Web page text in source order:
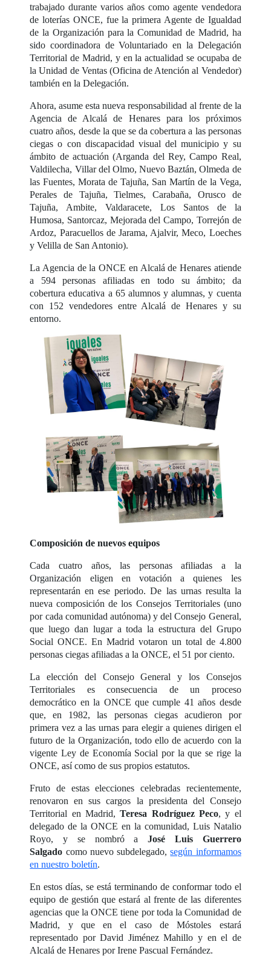
trabajado durante varios años como agente vendedora
de loterías ONCE, fue la primera Agente de Igualdad
de la Organización para la Comunidad de Madrid, ha
sido coordinadora de Voluntariado en la Delegación
Territorial de Madrid, y en la actualidad se ocupaba de
la Unidad de Ventas (Oficina de Atención al Vendedor)
también en la Delegación.
Ahora, asume esta nueva responsabilidad al frente de la
Agencia de Alcalá de Henares para los próximos
cuatro años, desde la que se da cobertura a las personas
ciegas o con discapacidad visual del municipio y su
ámbito de actuación (Arganda del Rey, Campo Real,
Valdilecha, Villar del Olmo, Nuevo Baztán, Olmeda de
las Fuentes, Morata de Tajuña, San Martín de la Vega,
Perales de Tajuña, Tielmes, Carabaña, Orusco de
Tajuña, Ambite, Valdaracete, Los Santos de la
Humosa, Santorcaz, Mejorada del Campo, Torrejón de
Ardoz, Paracuellos de Jarama, Ajalvir, Meco, Loeches
y Velilla de San Antonio).
La Agencia de la ONCE en Alcalá de Henares atiende
a 594 personas afiliadas en todo su ámbito; da
cobertura educativa a 65 alumnos y alumnas, y cuenta
con 152 vendedores entre Alcalá de Henares y su
entorno.
Composición de nuevos equipos
Cada cuatro años, las personas afiliadas a la
Organización eligen en votación a quienes les
representarán en ese periodo. De las urnas resulta la
nueva composición de los Consejos Territoriales (uno
por cada comunidad autónoma) y del Consejo General,
que luego dan lugar a toda la estructura del Grupo
Social ONCE. En Madrid votaron un total de 4.800
personas ciegas afiliadas a la ONCE, el 51 por ciento.
La elección del Consejo General y los Consejos
Territoriales es consecuencia de un proceso
democrático en la ONCE que cumple 41 años desde
que, en 1982, las personas ciegas acudieron por
primera vez a las urnas para elegir a quienes dirigen el
futuro de la Organización, todo ello de acuerdo con la
vigente Ley de Economía Social por la que se rige la
ONCE, así como de sus propios estatutos.
Fruto de estas elecciones celebradas recientemente,
renovaron en sus cargos la presidenta del Consejo
Territorial en Madrid,Teresa Rodríguez Peco, y el
delegado de la ONCE en la comunidad, Luis Natalio
Royo, y se nombró aJosé Luis Guerrero
Salgado como nuevo subdelegado,según informamos
en nuestro boletín.
En estos días, se está terminando de conformar todo el
equipo de gestión que estará al frente de las diferentes
agencias que la ONCE tiene por toda la Comunidad de
Madrid, y que en el caso de Móstoles estará
representado por David Jiménez Mahillo y en el de
Alcalá de Henares por Irene Pascual Fernández.